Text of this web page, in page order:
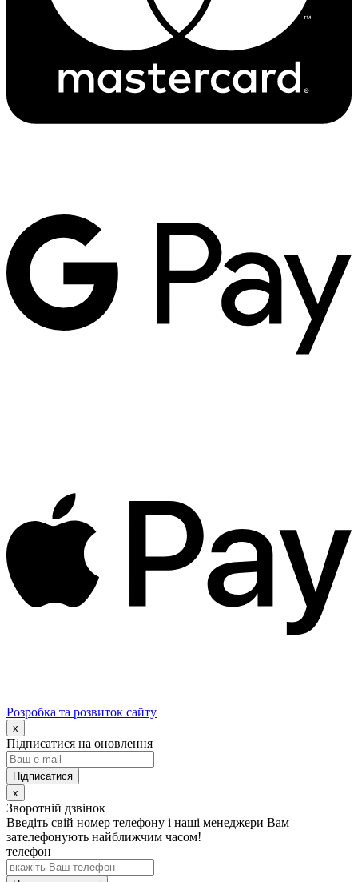
Розробка та розвиток сайту
x
Підписатися на оновлення
x
Зворотній дзвінок
Введіть свій номер телефону і наші менеджери Вам
зателефонують найближчим часом!
телефон